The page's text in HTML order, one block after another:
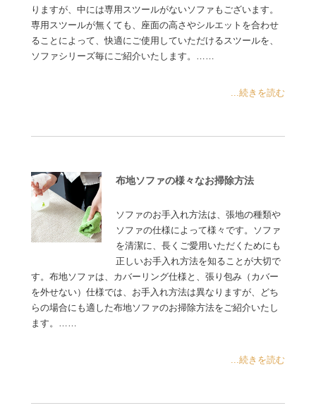
りますが、中には専用スツールがないソファもございます。
専用スツールが無くても、座面の高さやシルエットを合わせ
ることによって、快適にご使用していただけるスツールを、
ソファシリーズ毎にご紹介いたします。……
...続きを読む
布地ソファの様々なお掃除方法
ソファのお手入れ方法は、張地の種類や
ソファの仕様によって様々です。ソファ
を清潔に、長くご愛用いただくためにも
正しいお手入れ方法を知ることが大切で
す。布地ソファは、カバーリング仕様と、張り包み（カバー
を外せない）仕様では、お手入れ方法は異なりますが、どち
らの場合にも適した布地ソファのお掃除方法をご紹介いたし
ます。……
...続きを読む